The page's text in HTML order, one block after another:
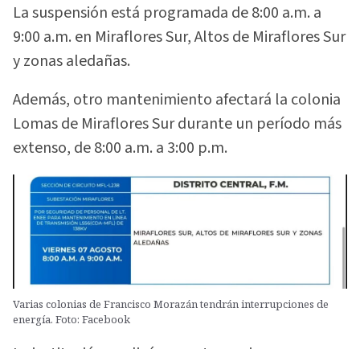
La suspensión está programada de 8:00 a.m. a
9:00 a.m. en Miraflores Sur, Altos de Miraflores Sur
y zonas aledañas.
Además, otro mantenimiento afectará la colonia
Lomas de Miraflores Sur durante un período más
extenso, de 8:00 a.m. a 3:00 p.m.
Varias colonias de Francisco Morazán tendrán interrupciones de
energía. Foto: Facebook